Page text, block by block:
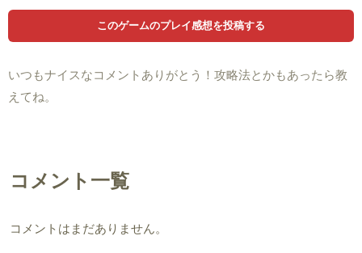
いつもナイスなコメントありがとう！攻略法とかもあったら教
えてね。
コメント一覧
コメントはまだありません。